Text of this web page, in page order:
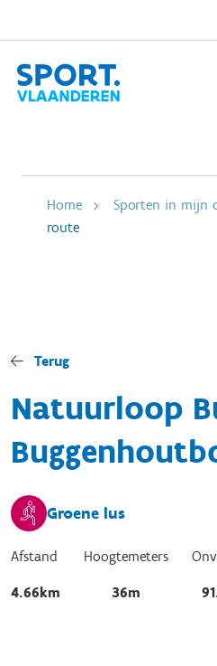
Home Sporten in mijn
route
Terug
Natuurloop
Groene lus
Afstand
4.66km
Hoogtemeters
36m